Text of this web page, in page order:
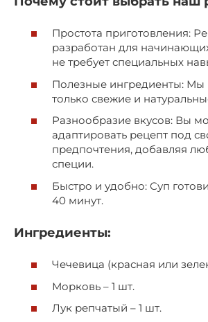
Простота приготовления:
разработан для
не требует специальных
Полезные ингредиенты: Мы
только свежие и
Разнообразие вкусов: Вы
адаптировать рецепт под
предпочтения, добавляя
специи.
Быстро и удобно: Суп
40 минут.
Ингредиенты:
Чечевица (красная или
Морковь – 1 шт.
Лук репчатый – 1 шт.